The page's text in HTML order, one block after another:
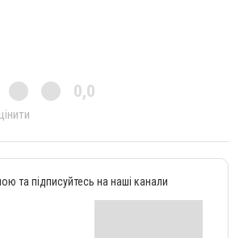
0,0
та підписуйтесь на наші канали